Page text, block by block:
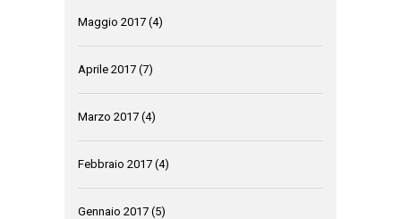
Maggio 2017 (4)
Aprile 2017 (7)
Marzo 2017 (4)
Febbraio 2017 (4)
Gennaio 2017 (5)